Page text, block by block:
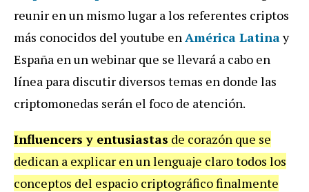
reunir en un mismo lugar a los referentes criptos
más conocidos del youtube enAmérica Latinay
España en un webinar que se llevará a cabo en
línea para discutir diversos temas en donde las
criptomonedas serán el foco de atención.
Influencers y entusiastas de corazón que se
dedican a explicar en un lenguaje claro todos los
conceptos del espacio criptográfico finalmente